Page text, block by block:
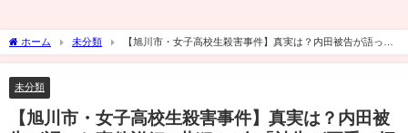
ホーム 未分類
【旭川市・女子高校生殺害事件】真実は？内田被告が語った
事件詳細 “共犯”の女「被告が両手で押した」『news LOG』
未分類
【旭川市・女子高校生殺害事件】真実は？内田被